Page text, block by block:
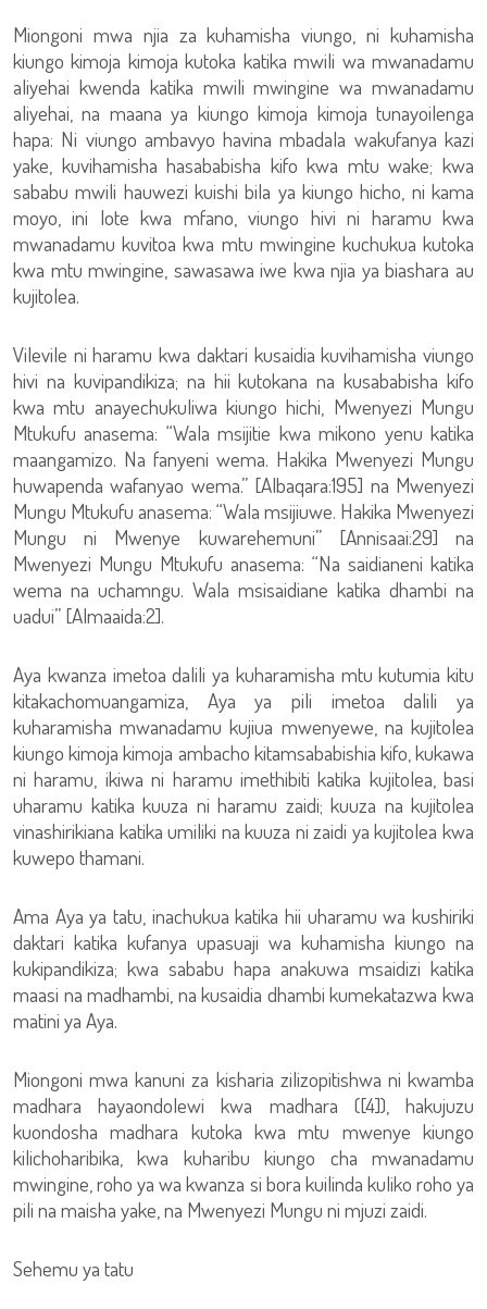
Miongoni mwa njia za kuhamisha viungo, ni kuhamisha
kiungo kimoja kimoja kutoka katika mwili wa mwanadamu
aliyehai kwenda katika mwili mwingine wa mwanadamu
aliyehai, na maana ya kiungo kimoja kimoja tunayoilenga
hapa: Ni viungo ambavyo havina mbadala wakufanya kazi
yake, kuvihamisha hasababisha kifo kwa mtu wake; kwa
sababu mwili hauwezi kuishi bila ya kiungo hicho, ni kama
moyo, ini lote kwa mfano, viungo hivi ni haramu kwa
mwanadamu kuvitoa kwa mtu mwingine kuchukua kutoka
kwa mtu mwingine, sawasawa iwe kwa njia ya biashara au
kujitolea.
Vilevile ni haramu kwa daktari kusaidia kuvihamisha viungo
hivi na kuvipandikiza; na hii kutokana na kusababisha kifo
kwa mtu anayechukuliwa kiungo hichi, Mwenyezi Mungu
Mtukufu anasema: “Wala msijitie kwa mikono yenu katika
maangamizo. Na fanyeni wema. Hakika Mwenyezi Mungu
huwapenda wafanyao wema.” [Albaqara:195] na Mwenyezi
Mungu Mtukufu anasema: “Wala msijiuwe. Hakika Mwenyezi
Mungu ni Mwenye kuwarehemuni” [Annisaai:29] na
Mwenyezi Mungu Mtukufu anasema: “Na saidianeni katika
wema na uchamngu. Wala msisaidiane katika dhambi na
uadui” [Almaaida:2].
Aya kwanza imetoa dalili ya kuharamisha mtu kutumia kitu
kitakachomuangamiza, Aya ya pili imetoa dalili ya
kuharamisha mwanadamu kujiua mwenyewe, na kujitolea
kiungo kimoja kimoja ambacho kitamsababishia kifo, kukawa
ni haramu, ikiwa ni haramu imethibiti katika kujitolea, basi
uharamu katika kuuza ni haramu zaidi; kuuza na kujitolea
vinashirikiana katika umiliki na kuuza ni zaidi ya kujitolea kwa
kuwepo thamani.
Ama Aya ya tatu, inachukua katika hii uharamu wa kushiriki
daktari katika kufanya upasuaji wa kuhamisha kiungo na
kukipandikiza; kwa sababu hapa anakuwa msaidizi katika
maasi na madhambi, na kusaidia dhambi kumekatazwa kwa
matini ya Aya.
Miongoni mwa kanuni za kisharia zilizopitishwa ni kwamba
madhara hayaondolewi kwa madhara ([4]), hakujuzu
kuondosha madhara kutoka kwa mtu mwenye kiungo
kilichoharibika, kwa kuharibu kiungo cha mwanadamu
mwingine, roho ya wa kwanza si bora kuilinda kuliko roho ya
pili na maisha yake, na Mwenyezi Mungu ni mjuzi zaidi.
Sehemu ya tatu